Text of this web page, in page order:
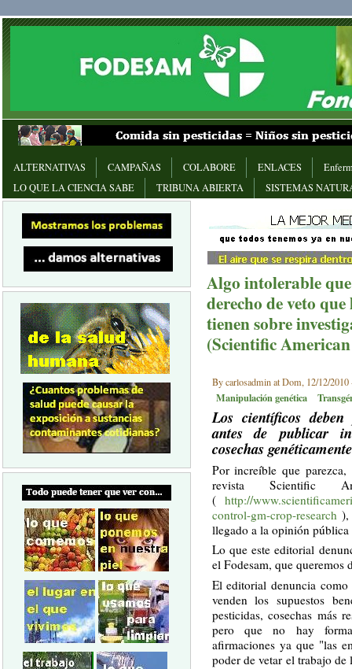
ALTERNATIVAS CAMPAÑAS COLABORE ENLACES
LO QUE LA CIENCIA SABE
TRIBUNA ABIERTA SISTEMAS
Algo intolerable
derecho de veto
tienen sobre
(Scientific
By carlosadmin at Dom, 12/12/2010
Manipulación genética
Los científicos
antes de publicar
cosechas
Por increíble que
revista Scientific
(http://
control-gm-crop-research ),
llegado a la opinión pública
Lo que este editorial
el Fodesam, que
El editorial denuncia como
venden los supuestos
pesticidas, cosechas más
pero que no hay
afirmaciones ya que "las
poder de vetar el trabajo de